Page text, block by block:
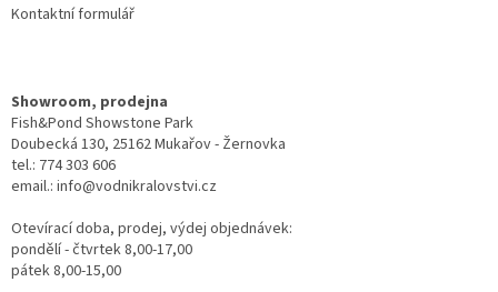
Kontaktní formulář
Showroom, prodejna
Fish&Pond Showstone Park
Doubecká 130, 25162 Mukařov - Žernovka
tel.: 774 303 606
email.: info@vodnikralovstvi.cz
Otevírací doba, prodej, výdej objednávek:
pondělí - čtvrtek 8,00-17,00
pátek 8,00-15,00